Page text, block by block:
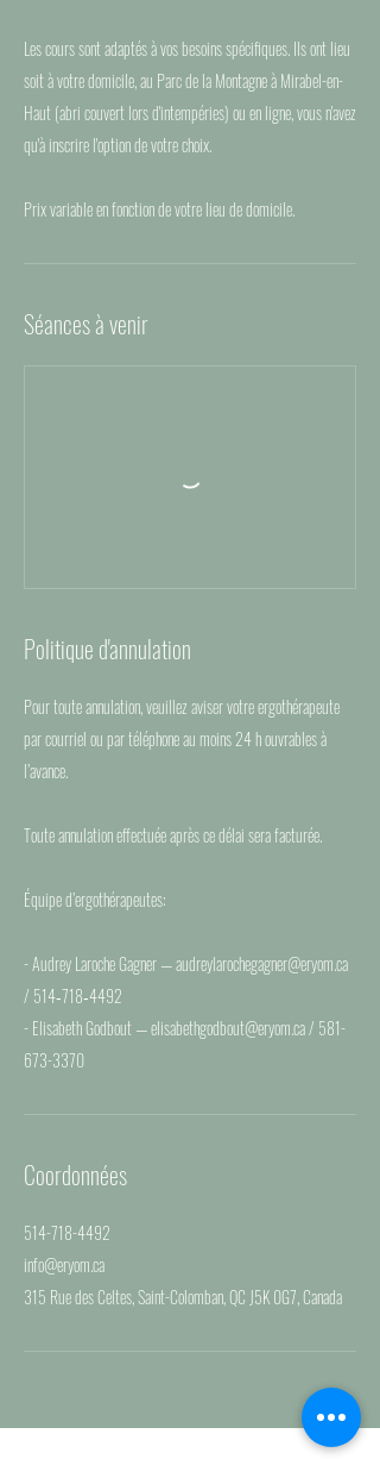
Les cours sont adaptés à vos besoins spécifiques. Ils ont lieu
soit à votre domicile, au Parc de la Montagne à Mirabel-en-
Haut (abri couvert lors d'intempéries) ou en ligne, vous n'avez
qu'à inscrire l'option de votre choix.
Séances à venir
Politique d'annulation
Pour toute annulation, veuillez aviser votre ergothérapeute
par courriel ou par téléphone au moins 24 h ouvrables à
l’avance.
Toute annulation effectuée après ce délai sera facturée.
Équipe d’ergothérapeutes:
- Audrey Laroche Gagner — audreylarochegagner@eryom.ca
/ 514‑718‑4492
- Elisabeth Godbout — elisabethgodbout@eryom.ca / 581-
Coordonnées
514-718-4492
info@eryom.ca
315 Rue des Celtes, Saint-Colomban, QC J5K 0G7, Canada